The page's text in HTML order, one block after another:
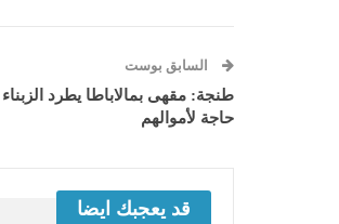
السابق بوست
طنجة: مقهى بمالاباطا يطرد
حاجة لأموالهم
قد يعجبك ايضا